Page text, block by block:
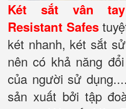
Két sắt vân
Resistant Safes
két nhanh, két sắt
nên có khả năng
của người sử
sản xuất bởi tập